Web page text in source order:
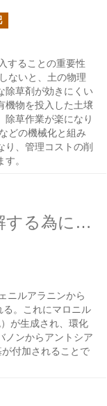
することの重要性
ないと、土の物理
除草剤が効きにくい
機物を投入した土壌
除草作業が楽になり
どの機械化と組み
り、管理コストの削
。
アジサイの花弁の色を理解する為にフラボノイドを見る
ニルアラニンから
。これにマロニル
が生成され、環化
ノンからアントシア
付加されることで